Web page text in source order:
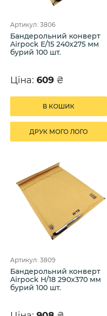
Артикул: 3806
Бандерольний конверт
Airpock E/15 240х275 мм
бурий 100 шт.
Ціна: 609 ₴
В КОШИК
ДРУК МОГО ЛОГО
Артикул: 3809
Бандерольний конверт
Airpock H/18 290х370 мм
бурий 100 шт.